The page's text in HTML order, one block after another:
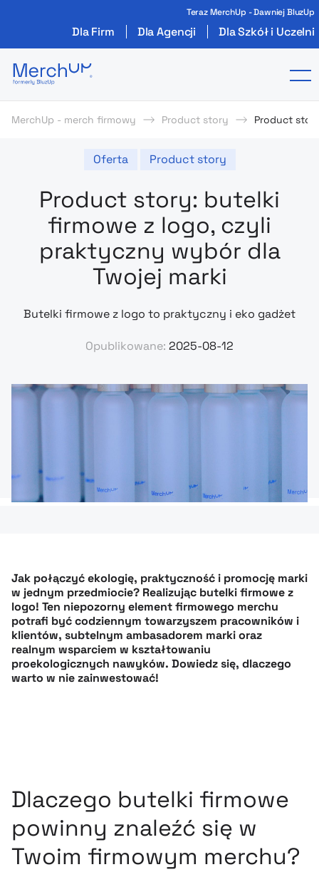
Teraz MerchUp - Dawniej BluzUp
Dla Firm Dla Agencji Dla Szkół i Uczelni
Odzież reklamowa z nadrukiem i gadżety
MerchUp - merch firmowy Product story Product
Oferta Product story
Product story: butelki
firmowe z logo, czyli
praktyczny wybór dla
Twojej marki
Butelki firmowe z logo to praktyczny i eko gadżet
Opublikowane: 2025-08-12
Jak połączyć ekologię, praktyczność i promocję marki
w jednym przedmiocie? Realizując butelki firmowe z
logo! Ten niepozorny element firmowego merchu
potrafi być codziennym towarzyszem pracowników i
klientów, subtelnym ambasadorem marki oraz
realnym wsparciem w kształtowaniu
proekologicznych nawyków. Dowiedz się, dlaczego
warto w nie zainwestować!
Dlaczego butelki firmowe
powinny znaleźć się w
Twoim firmowym merchu?